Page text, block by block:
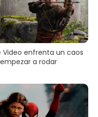
Video enfrenta un caos
a rodar